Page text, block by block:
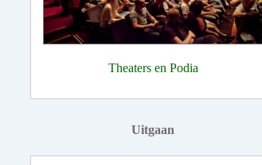
Theaters en Podia
Uitgaan